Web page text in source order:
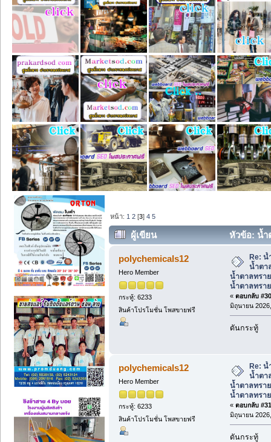
หน้า: 1 2 [3]4 5
ผู้เขียน
หัวข้อ: น้ำ
น้ำตาลทราย, น้ำตาลทรายขาว, น้ำตาล
polychemicals12
Hero Member
กระทู้: 6233
สินค้าโปรโมชั่น โพสขายฟรี
Re: น้
น้ำตา
น้ำตาลทรา
น้ำตาลทรา
« ตอบกลับ
มิถุนายน
ดันกระทู้
polychemicals12
Hero Member
กระทู้: 6233
สินค้าโปรโมชั่น โพสขายฟรี
Re: น้
น้ำตา
น้ำตาลทรา
น้ำตาลทรา
« ตอบกลับ
มิถุนายน
ดันกระทู้